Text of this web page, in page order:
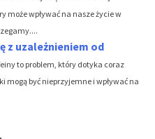
może wpływać na nasze życie w
z uzależnieniem od
to problem, który dotyka coraz
mogą być nieprzyjemne i wpływać na